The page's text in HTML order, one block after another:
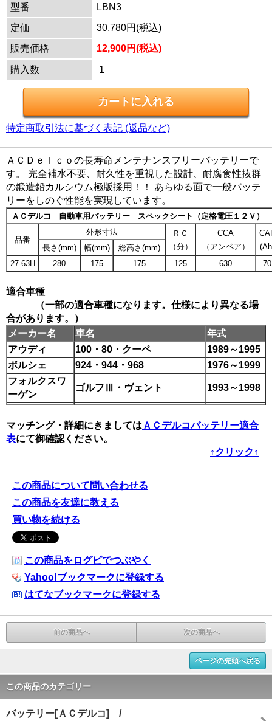
型番
LBN3
定価
30,780円(税込)
販売価格
12,900円(税込)
購入数
特定商取引法に基づく表記 (返品など)
ＡＣＤｅｌｃｏの長寿命メンテナンスフリーバッテリーで
す。 完全補水不要、耐久性を重視した設計、耐腐食性抜群
の鍛造鉛カルシウム極版採用！！ あらゆる面で一般バッテ
リーをしのぐ性能を実現しています。
ＡＣデルコ 自動車用バッテリー スペックシート（定格電圧１２Ｖ）
品番
外形寸法
ＲＣ
（分）
CCA
（アンペア）
長さ(mm) 幅(mm)
総高さ(mm)
27-63H
280 175 175 125 630 70
適合車種
（一部の適合車種になります。仕様により異なる場
合があります。）
メーカー名
車名
年式
アウディ
100・80・クーペ
1989～1995
ポルシェ
924・944・968
1976～1999
フォルクスワ
ーゲン
ゴルフⅢ・ヴェント 1993～1998
マッチング・詳細にきましてはＡＣデルコバッテリー適合
表にて御確認ください。
↑クリック↑
この商品について問い合わせる
この商品を友達に教える
買い物を続ける
この商品をログピでつぶやく
Yahoo!ブックマークに登録する
はてなブックマークに登録する
前の商品へ 次の商品へ
ページの先頭へ戻る
この商品のカテゴリー
バッテリー[ＡＣデルコ] /